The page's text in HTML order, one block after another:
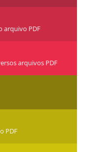
arquivo PDF
arquivos PDF
PDF